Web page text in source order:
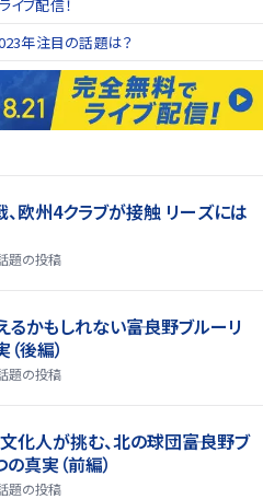
ブ配信！
年注目の話題は？
欧州4クラブが接触 リーズには
題の投稿
るかもしれない――富良野ブルーリ
後編）
題の投稿
化人が挑む、北の球団――富良野ブ
真実（前編）
題の投稿